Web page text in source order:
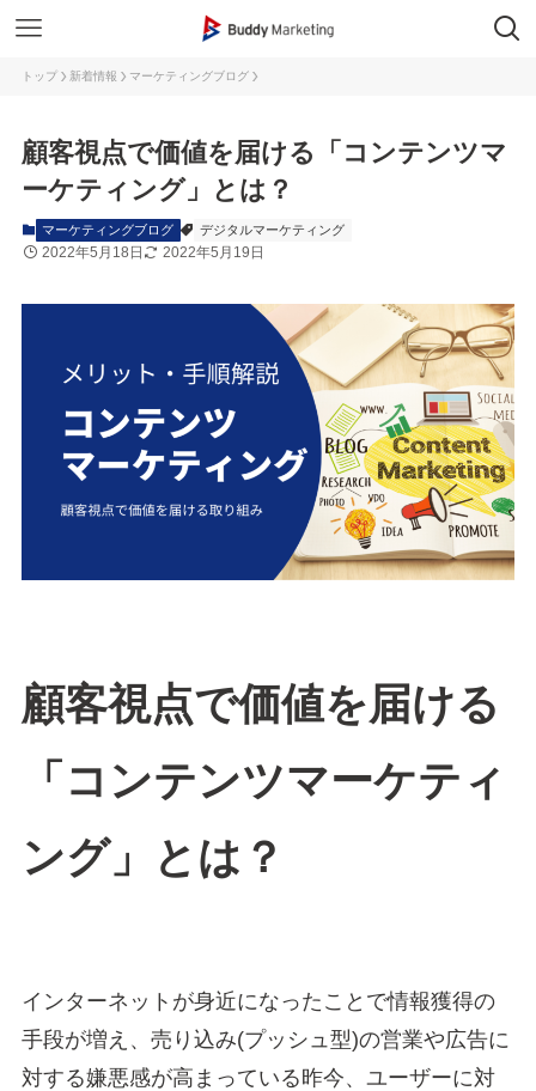
トップ 新着情報 マーケティングブログ
顧客視点で価値を届ける「コンテンツマ
ーケティング」とは？
マーケティングブログ デジタルマーケティング
2022年5月18日 2022年5月19日
顧客視点で価値を届ける
「コンテンツマーケティ
ング」とは？
インターネットが身近になったことで情報獲得の
手段が増え、売り込み(プッシュ型)の営業や広告に
対する嫌悪感が高まっている昨今、ユーザーに対